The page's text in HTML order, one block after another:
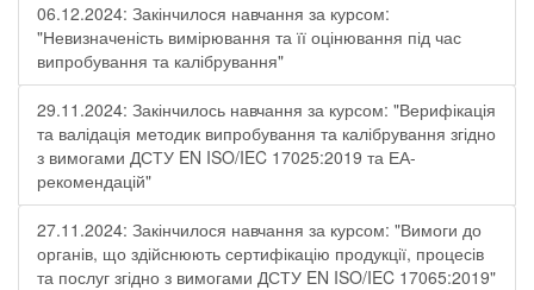
06.12.2024: Закінчилося навчання за курсом:
"Невизначеність вимірювання та її оцінювання під час
випробування та калібрування"
29.11.2024: Закінчилось навчання за курсом: "Верифікація
та валідація методик випробування та калібрування згідно
з вимогами ДСТУ EN ISO/IEC 17025:2019 та ЕА-
рекомендацій"
27.11.2024: Закінчилося навчання за курсом: "Вимоги до
органів, що здійснюють сертифікацію продукції, процесів
та послуг згідно з вимогами ДСТУ EN ISO/IEC 17065:2019"